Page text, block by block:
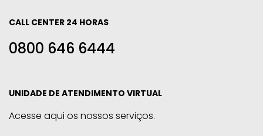
CALL CENTER 24 HORAS
0800 646 6444
UNIDADE DE ATENDIMENTO VIRTUAL
Acesse aqui os nossos serviços.